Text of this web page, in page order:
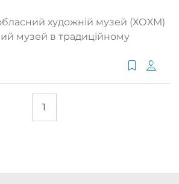
художній музей (ХОХМ)
музей в традиційному
1